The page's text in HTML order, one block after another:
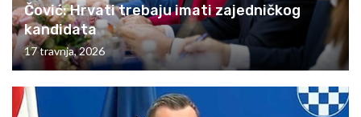
Čović: Hrvati trebaju imati zajedničkog
kandidata
17 travnja, 2026